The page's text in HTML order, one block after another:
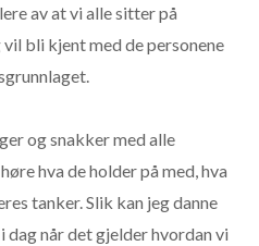
av at vi alle sitter på
bli kjent med de personene
og snakker med alle
hva de holder på med, hva
tanker. Slik kan jeg danne
dag når det gjelder hvordan vi